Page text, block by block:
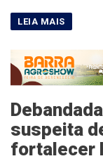
suspeita
fortalecer